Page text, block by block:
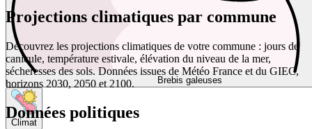
Brebis galeuses
Climat
Projections climatiques par commune
Découvrez les projections climatiques de votre commune : jours de
canicule, température estivale, élévation du niveau de la mer,
sécheresses des sols. Données issues de Météo France et du GIEC,
horizons 2030, 2050 et 2100.
Données politiques